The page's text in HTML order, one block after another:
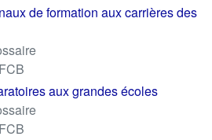
de formation aux carrières des
aux grandes écoles